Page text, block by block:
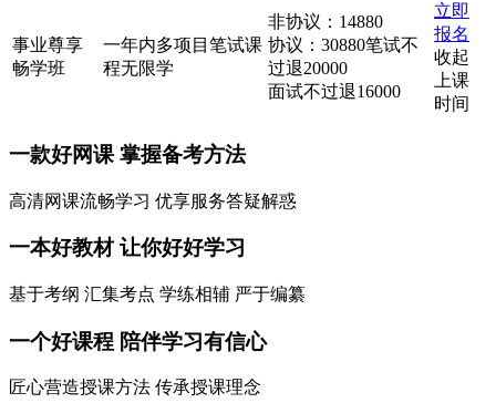
事业尊享
畅学班
一年内多项目笔试课
程无限学
非协议：14880
协议：30880笔试不
过退20000
面试不过退16000
立即
报名
收起
上课
时间
一款好网课 掌握备考方法
高清网课流畅学习 优享服务答疑解惑
一本好教材让你好好学习
基于考纲 汇集考点 学练相辅 严于编纂
一个好课程 陪伴学习有信心
匠心营造授课方法 传承授课理念